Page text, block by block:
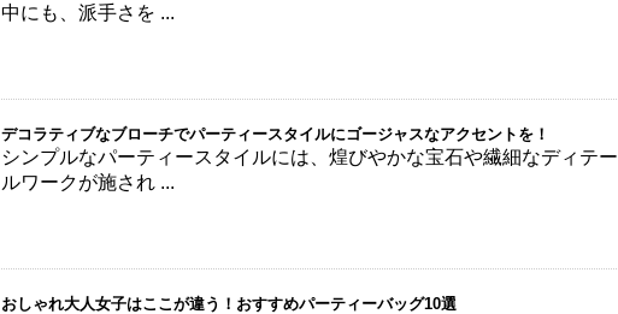
中にも、派手さを ...
デコラティブなブローチでパーティースタイルにゴージャスなアクセントを！
シンプルなパーティースタイルには、煌びやかな宝石や繊細なディテー
ルワークが施され ...
おしゃれ大人女子はここが違う！おすすめパーティーバッグ10選